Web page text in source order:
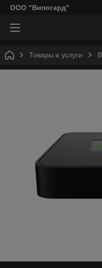
ООО "Випогард"
Товары и услуги